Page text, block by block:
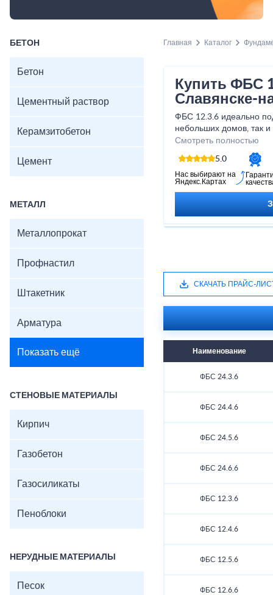
БЕТОН
Бетон
Цементный раствор
Керамзитобетон
Цемент
МЕТАЛЛ
Металлопрокат
Профнастил
Штакетник
Арматура
Показать ещё
СТЕНОВЫЕ МАТЕРИАЛЫ
Кирпич
Газобетон
Газосиликаты
Пеноблоки
НЕРУДНЫЕ МАТЕРИАЛЫ
Песок
Главная Каталог
Купить ФБС
Славянске-
ФБС 12.3.6 идеально
небольших домов, так
объектов. Благодаря
точным размерам, они
что упрощает и
сомневайтесь в
гарантируем, что они
Смотреть полностью
5.0
Нас выбирают на
Яндекс.Картах
СКАЧАТЬ ПРАЙС-
Наименование
ФБС 24.3.6
ФБС 24.4.6
ФБС 24.5.6
ФБС 24.6.6
ФБС 12.3.6
ФБС 12.4.6
ФБС 12.5.6
ФБС 12.6.6